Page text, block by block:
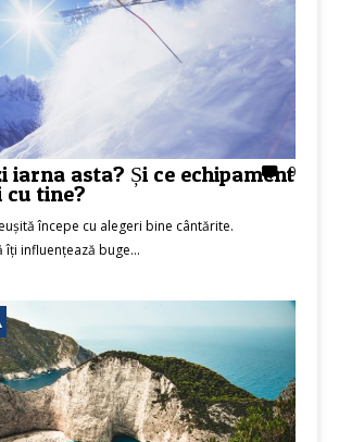
0
iarna asta? Și ce echipament
cu tine?
începe cu alegeri bine cântărite.
influențează buge...